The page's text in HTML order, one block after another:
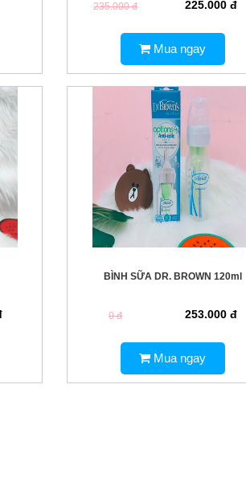
235.000 đ 225.000 đ
Mua ngay
BÌNH SỮA DR. BROWN 120ml
0 đ 253.000 đ
Mua ngay